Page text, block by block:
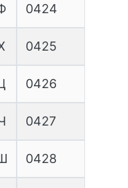
0424
0425
0426
0427
0428